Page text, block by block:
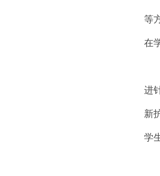
等
在
进
新
学